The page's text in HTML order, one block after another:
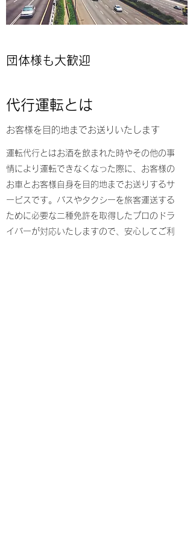
代行運転とは
お客様を目的地までお送りいたします
運転代行とはお酒を飲まれた時やその他の事
情により運転できなくなった際に、お客様の
お車とお客様自身を目的地までお送りするサ
ービスです。バスやタクシーを旅客運送する
ために必要な二種免許を取得したプロのドラ
イバーが対応いたしますので、安心してご利
団体様も大歓迎